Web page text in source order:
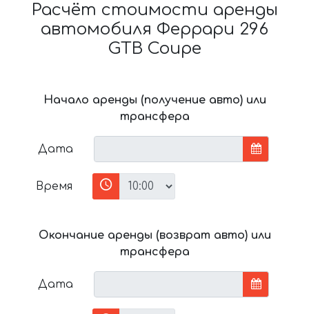
Расчёт стоимости аренды
автомобиля Феррари 296
GTB Coupe
Начало аренды (получение авто) или
трансфера
Дата
Время
Окончание аренды (возврат авто) или
трансфера
Дата